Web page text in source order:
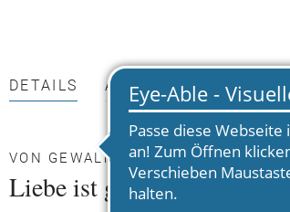
DETAILS AUTOR*INNEN
VON GEWALT, VON ZÄRTLICHKEIT
Liebe ist gewaltig